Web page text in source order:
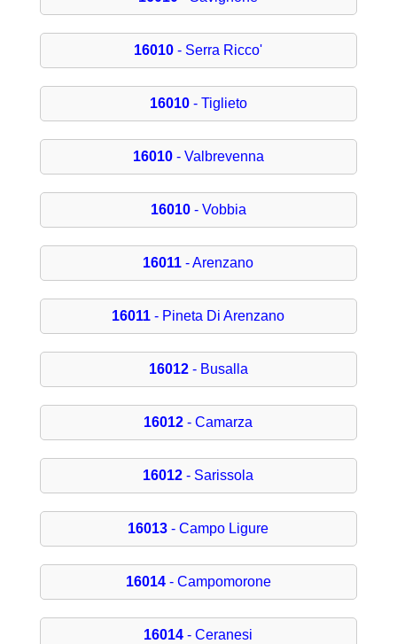
16010 - Serra Ricco'
16010- Tiglieto
16010- Valbrevenna
16010- Vobbia
16011 - Arenzano
16011 - Pineta Di Arenzano
16012- Busalla
16012 - Camarza
16012 - Sarissola
16013 - Campo Ligure
16014- Campomorone
16014 - Ceranesi